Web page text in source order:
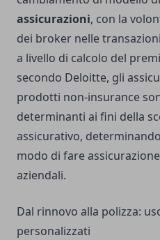
assicurazioni, con la
dei broker nelle
a livello di calcolo del
secondo Deloitte, gli
prodotti non-insurance
determinanti ai fini della
assicurativo,
modo di fare
aziendali.
Dal rinnovo alla polizza:
personalizzati